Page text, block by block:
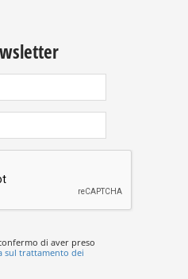
di aver preso
sul trattamento dei